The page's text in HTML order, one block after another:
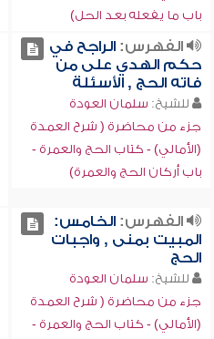
باب ما يفعله بعد الحل)
الفهرس:الراجح في
حكم الهدي على من
فاته الحج , الأسئلة
للشيخ: سلمان العودة
جزء من محاضرة ( شرح العمدة
(الأمالي) - كتاب الحج والعمرة -
باب أركان الحج والعمرة)
الفهرس:الخامس:
المبيت بمنى , واجبات
الحج
للشيخ: سلمان العودة
جزء من محاضرة ( شرح العمدة
(الأمالي) - كتاب الحج والعمرة -